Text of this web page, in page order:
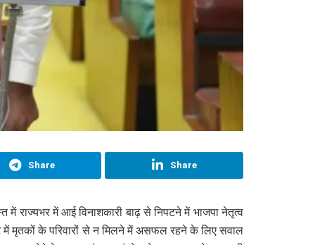
Share Share
राज्यभर में आई विनाशकारी बाढ़ से निपटने में भाजपा नेतृत्व
में मृतकों के परिवारों से न मिलने में असफल रहने के लिए सवाल